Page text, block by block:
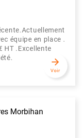
équipe en place .
HT .Excellente
arrow_forward
Voir
Morbihan